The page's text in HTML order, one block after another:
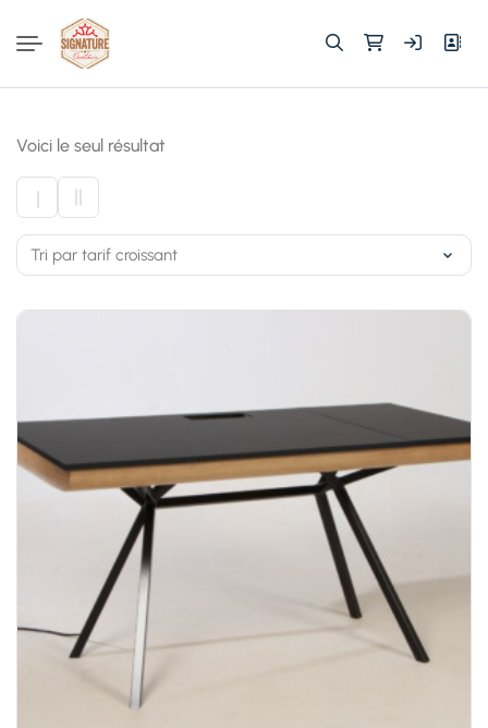
Rechercher :
Voici le seul résultat